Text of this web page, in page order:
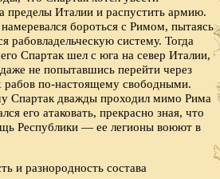
пределы Италии и распустить армию.
бороться с Римом, пытаясь
систему. Тогда
Спартак шел с юга на север Италии,
не попытавшись перейти через
по-настоящему свободными.
Спартак дважды проходил мимо Рима
его атаковать, прекрасно зная, что
Республики — ее легионы воюют в
и разнородность состава